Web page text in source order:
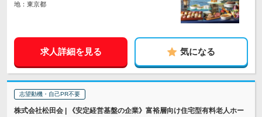
地：東京都
求人詳細を見る 気になる
志望動機・自己PR不要
株式会社松田会 | 《安定経営基盤の企業》富裕層向け住宅型有料老人ホー